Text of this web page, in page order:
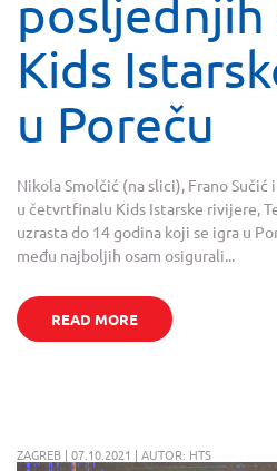
posljednjih
Kids
u Poreču
Nikola Smolčić (na slici), Frano
u četvrtfinalu Kids Istarske rivijere,
uzrasta do 14 godina koji se igra u
među najboljih osam osigurali...
READ MORE
ZAGREB | 07.10.2021 | AUTOR: HTS